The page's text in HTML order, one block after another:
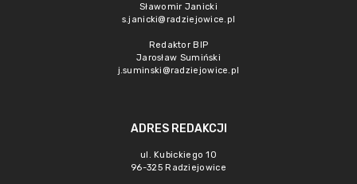
Sławomir Janicki
s.janicki@radziejowice.pl
Redaktor BIP
Jarosław Sumiński
j.suminski@radziejowice.pl
ADRES REDAKCJI
ul. Kubickiego 10
96-325 Radziejowice